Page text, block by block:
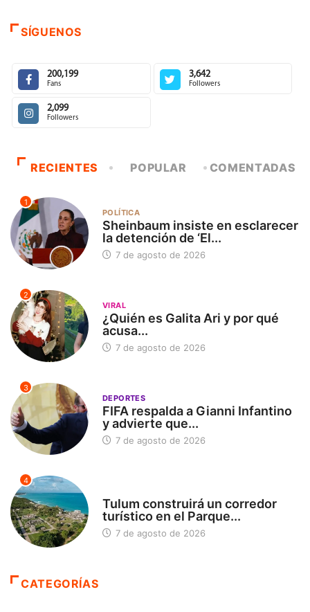
SÍGUENOS
200,199
Fans
3,642
Followers
2,099
Followers
RECIENTES POPULAR COMENTADAS
1
POLÍTICA
Sheinbaum insiste en esclarecer
la detención de ‘El...
7 de agosto de 2026
2
VIRAL
¿Quién es Galita Ari y por qué
acusa...
7 de agosto de 2026
3
DEPORTES
FIFA respalda a Gianni Infantino
y advierte que...
7 de agosto de 2026
4
Tulum construirá un corredor
turístico en el Parque...
7 de agosto de 2026
CATEGORÍAS